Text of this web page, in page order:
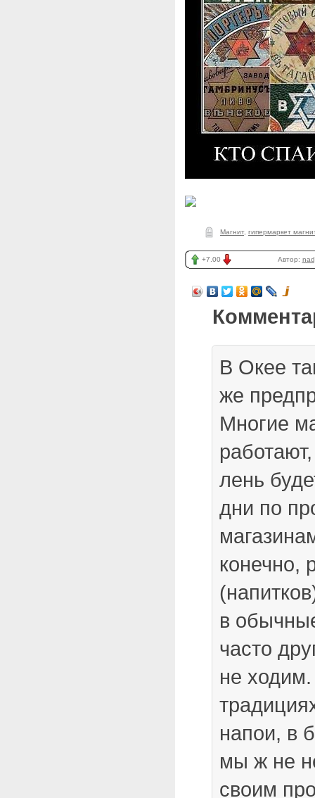
Магнит, гипермаркет
+7.00 Автор:
В Окее
же
Многие
лень
дни по
конечно,
в
часто
не
напои, в
мы ж не
своим